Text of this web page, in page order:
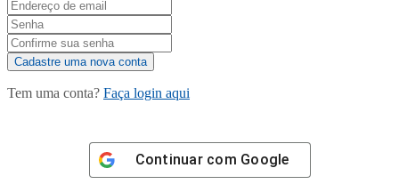
Tem uma conta? Faça login aqui
Continuar com Google